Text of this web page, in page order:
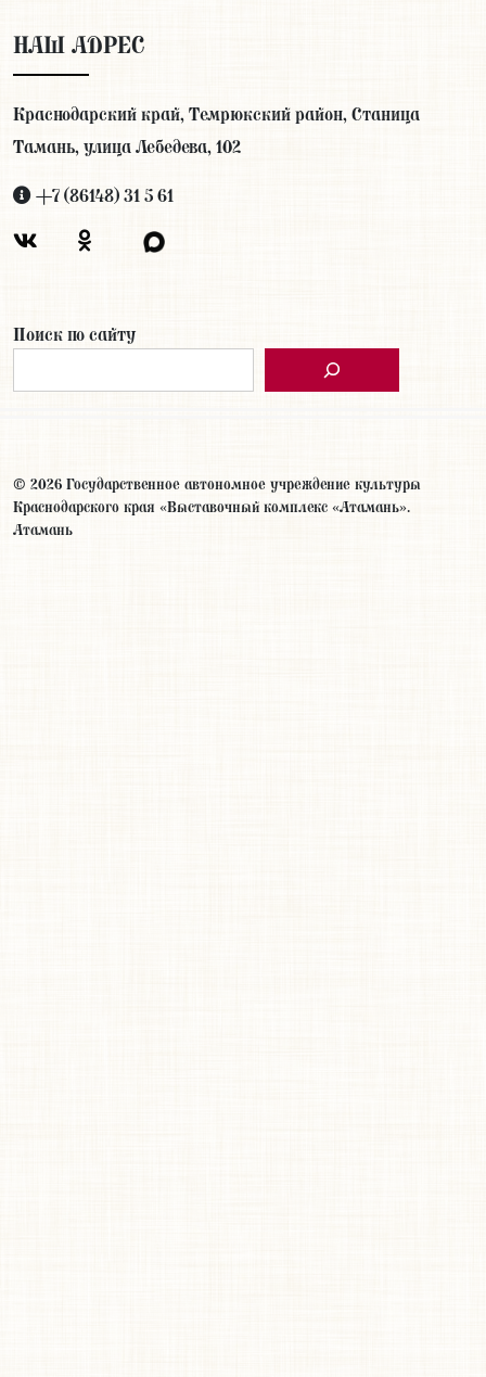
НАШ АДРЕС
Краснодарский край, Темрюкский район, Станица
Тамань, улица Лебедева, 102
+7 (86148) 31 5 61
Поиск по сайту
© 2026 Государственное автономное учреждение культуры
Краснодарского края «Выставочный комплекс «Атамань».
Атамань